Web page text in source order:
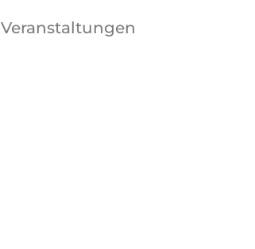
Veranstaltungen